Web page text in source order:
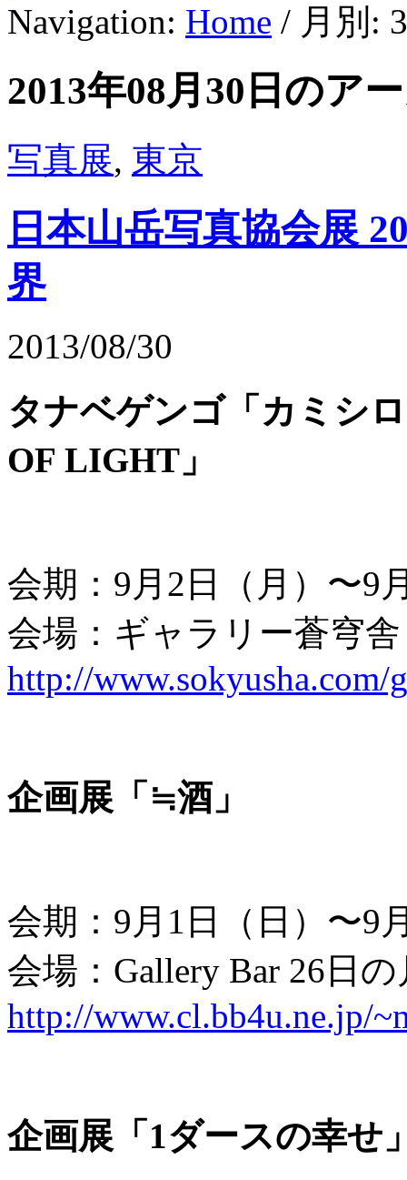
Navigation: Home / 月別:
2013年08月30日のア
写真展, 東京
日本山岳写真協会展
界
2013/08/30
タナベゲンゴ「カミシ
OF LIGHT」
会期：9月2日（月）〜9
会場：ギャラリー蒼穹
http://www.sokyusha.com/
企画展「≒酒」
会期：9月1日（日）〜9
会場：Gallery Bar 26日
http://www.cl.bb4u.ne.jp/
企画展「1ダースの幸せ